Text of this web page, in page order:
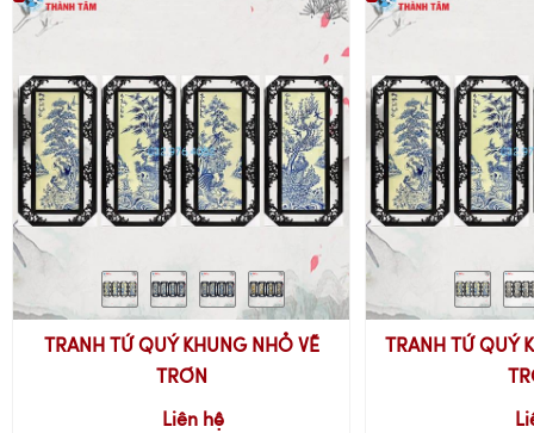
TRANH TỨ QUÝ KHUNG NHỎ VẼ
TRƠN
Liên hệ
TRANH TỨ QUÝ